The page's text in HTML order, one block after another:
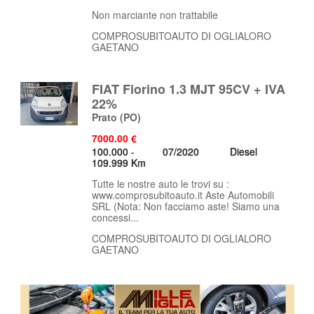
Non marciante non trattabile
COMPROSUBITOAUTO DI OGLIALORO
GAETANO
FIAT Fiorino 1.3 MJT 95CV + IVA
22%
Prato (PO)
7000.00 €
100.000 -
109.999 Km
07/2020 Diesel
Tutte le nostre auto le trovi su :
www.comprosubitoauto.it Aste Automobili
SRL (Nota: Non facciamo aste! Siamo una
concessi...
COMPROSUBITOAUTO DI OGLIALORO
GAETANO